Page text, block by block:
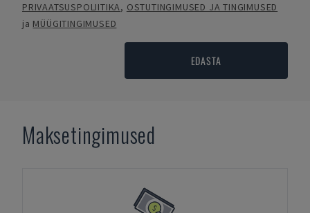
PRIVAATSUSPOLIITIKA, OSTUTINGIMUSED JA TINGIMUSED
ja MÜÜGITINGIMUSED
EDASTA
Maksetingimused